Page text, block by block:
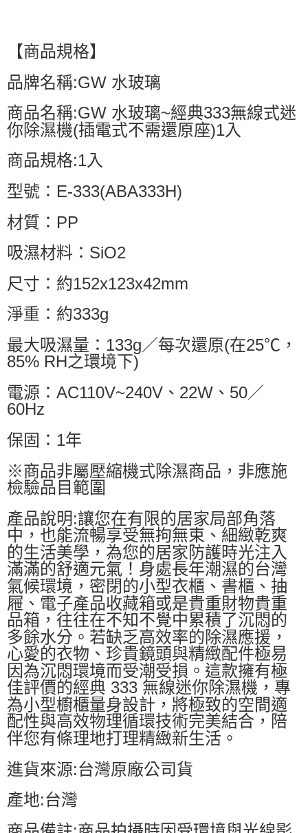
【商品規格】
品牌名稱:GW 水玻璃
商品名稱:GW 水玻璃~經典333無線式迷
你除濕機(插電式不需還原座)1入
商品規格:1入
型號：E-333(ABA333H)
材質：PP
吸濕材料：SiO2
尺寸：約152x123x42mm
淨重：約333g
最大吸濕量：133g／每次還原(在25℃，
85% RH之環境下)
電源：AC110V~240V、22W、50／
60Hz
保固：1年
※商品非屬壓縮機式除濕商品，非應施
檢驗品目範圍
產品說明:讓您在有限的居家局部角落
中，也能流暢享受無拘無束、細緻乾爽
的生活美學，為您的居家防護時光注入
滿滿的舒適元氣！身處長年潮濕的台灣
氣候環境，密閉的小型衣櫃、書櫃、抽
屜、電子產品收藏箱或是貴重財物貴重
品箱，往往在不知不覺中累積了沉悶的
多餘水分。若缺乏高效率的除濕應援，
心愛的衣物、珍貴鏡頭與精緻配件極易
因為沉悶環境而受潮受損。這款擁有極
佳評價的經典 333 無線迷你除濕機，專
為小型櫥櫃量身設計，將極致的空間適
配性與高效物理循環技術完美結合，陪
伴您有條理地打理精緻新生活。
進貨來源:台灣原廠公司貨
產地:台灣